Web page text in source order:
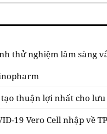
thử nghiệm lâm sàng
thuận lợi nhất cho
19 Vero Cell nhập về